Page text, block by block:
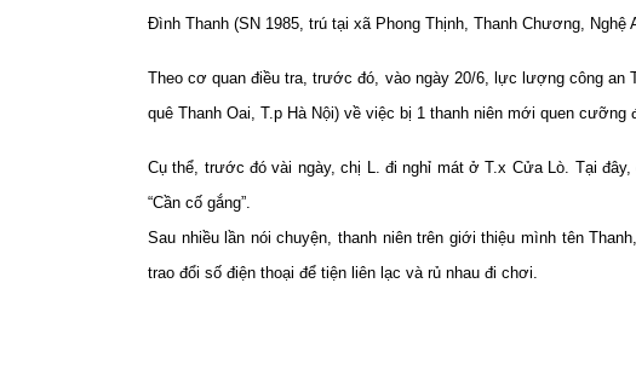
Đình Thanh (SN 1985, trú tại xã Phong Thịnh, Thanh Chương, Nghệ
Theo cơ quan điều tra, trước đó, vào ngày 20/6, lực lượng công an
quê Thanh Oai, T.p Hà Nội) về việc bị 1 thanh niên mới quen cưỡng
Cụ thể, trước đó vài ngày, chị L. đi nghỉ mát ở T.x Cửa Lò. Tại
“Cần cố gắng”.
Sau nhiều lần nói chuyện, thanh niên trên giới thiệu mình tên
trao đổi số điện thoại để tiện liên lạc và rủ nhau đi chơi.